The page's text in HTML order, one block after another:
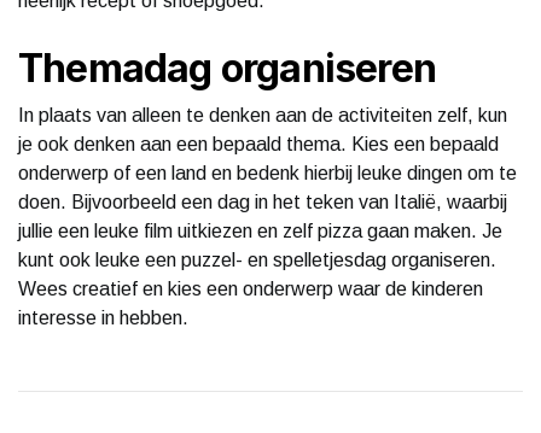
Themadag organiseren
In plaats van alleen te denken aan de activiteiten zelf, kun
je ook denken aan een bepaald thema. Kies een bepaald
onderwerp of een land en bedenk hierbij leuke dingen om te
doen. Bijvoorbeeld een dag in het teken van Italië, waarbij
jullie een leuke film uitkiezen en zelf pizza gaan maken. Je
kunt ook leuke een puzzel- en spelletjesdag organiseren.
Wees creatief en kies een onderwerp waar de kinderen
interesse in hebben.